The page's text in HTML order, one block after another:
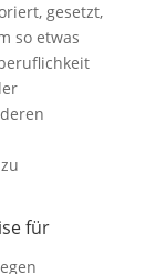
gesetzt,
so etwas
für